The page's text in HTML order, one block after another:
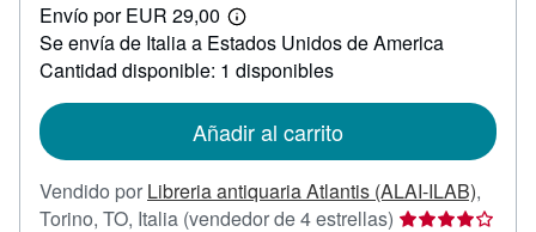
45,00
Envío por EUR 29,00
Más
información
sobre
las
envío
Se envía de Italia a Estados Unidos de America
Cantidad disponible: 1 disponibles
Añadir al carrito
Vendido por Libreria antiquaria Atlantis (ALAI-ILAB),
Torino, TO, Italia (vendedor de 4 estrellas) Calificación